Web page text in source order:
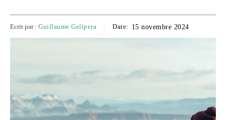
Ecrit par : Guillaume Gelipera Date: 15 novembre 2024